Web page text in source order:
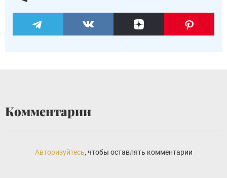
Комментарии
Авторизуйтесь, чтобы оставлять комментарии